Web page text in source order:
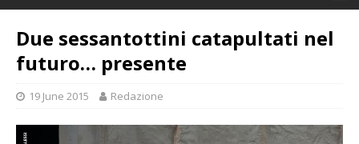
Due sessantottini catapultati nel
futuro… presente
19 June 2015 Redazione